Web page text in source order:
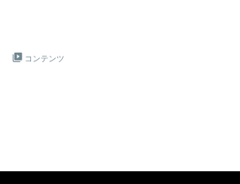
コンテンツ